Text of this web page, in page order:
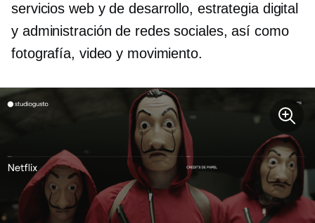
servicios web y de desarrollo, estrategia digital
y administración de redes sociales, así como
fotografía, video y movimiento.